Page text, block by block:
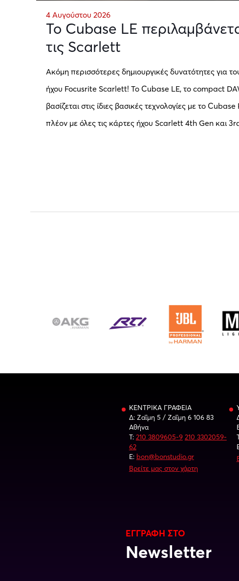
4 Αυγούστου 2026
Το Cubase LE
τις Scarlett
Ακόμη περισσότερες δημιουργικές δυνατότητες για
ήχου Focusrite Scarlett! Το Cubase LE, το compact
βασίζεται στις ίδιες βασικές τεχνολογίες με το
πλέον με όλες τις κάρτες ήχου Scarlett 4th Gen και
ΚΕΝΤΡΙΚΑ ΓΡΑΦΕΙΑ
Δ: Ζαΐμη 5 / Ζαΐμη 6 106 83
Αθήνα
Τ: 210 3809605-9 210 3302059-
62
E: bon@bonstudio.gr
Βρείτε μας στον χάρτη
ΕΓΓΡΑΦΗ ΣΤΟ
Newsletter